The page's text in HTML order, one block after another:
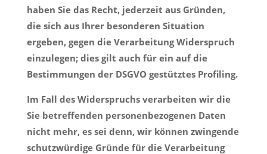
haben Sie das Recht, jederzeit aus Gründen,
die sich aus Ihrer besonderen Situation
ergeben, gegen die Verarbeitung Widerspruch
einzulegen; dies gilt auch für ein auf die
Bestimmungen der DSGVO gestütztes Profiling.
Im Fall des Widerspruchs verarbeiten wir die
Sie betreffenden personenbezogenen Daten
nicht mehr, es sei denn, wir können zwingende
schutzwürdige Gründe für die Verarbeitung